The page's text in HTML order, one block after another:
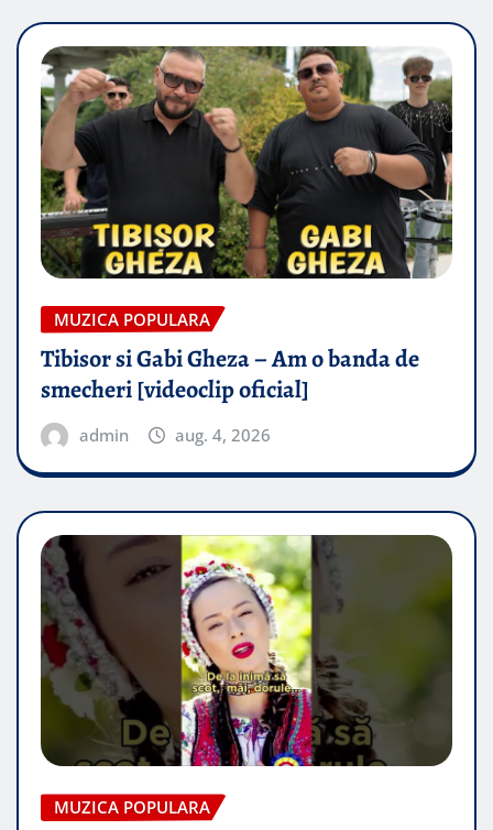
MUZICA POPULARA
Tibisor si Gabi Gheza – Am o banda de
smecheri [videoclip oficial]
admin aug. 4, 2026
MUZICA POPULARA